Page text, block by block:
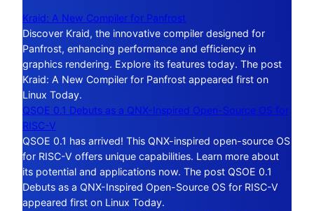
Kraid: A New Compiler for Panfrost
Discover Kraid, the innovative compiler designed for
Panfrost, enhancing performance and efficiency in
graphics rendering. Explore its features today. The post
Kraid: A New Compiler for Panfrost appeared first on
Linux Today.
QSOE 0.1 Debuts as a QNX-Inspired Open-Source OS for
RISC-V
QSOE 0.1 has arrived! This QNX-inspired open-source OS
for RISC-V offers unique capabilities. Learn more about
its potential and applications now. The post QSOE 0.1
Debuts as a QNX-Inspired Open-Source OS for RISC-V
appeared first on Linux Today.